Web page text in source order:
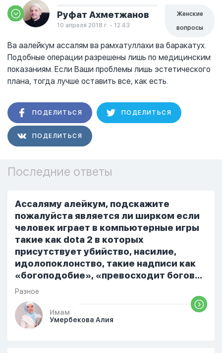
Руфат Ахметжанов
10 апреля 2018 г. - 12:43
Женские
вопросы
Ва аалейкум ассалям ва рамхатуллахи ва баракатух.
Подобные операции разрешены лишь по медицинским
показаниям. Если Ваши проблемы лишь эстетического
плана, тогда лучше оставить все, как есть.
ПОДЕЛИТЬСЯ ПОДЕЛИТЬСЯ
ПОДЕЛИТЬСЯ
Последние ответы
Ассаляму алейкум, подскажите
пожалуйста является ли ширком если
человек играет в компьютерные игры
такие как dota 2 в которых
присутствует убийство, насилие,
идолопоклонство, такие надписи как
«богоподобие», «превосходит богов»,
но при этом человек полностью
признает и соблюдает все столпы
Ислама и эта игра не мешает ему
выполнять ему его обязанности по
Разное
Имам
Умербекова Алия